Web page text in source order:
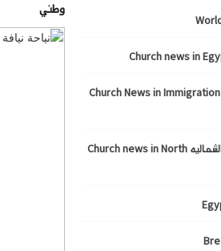
اخبار الكنيسه في المهجر Church News in Immigration
اخبار الكنيسه في امريكا الشماليه Church news in North
وطني